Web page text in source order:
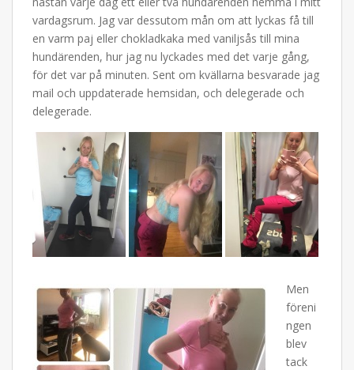
vardagsrum. Jag var dessutom mån om att lyckas få till
en varm paj eller chokladkaka med vaniljsås till mina
hundärenden, hur jag nu lyckades med det varje gång,
för det var på minuten. Sent om kvällarna besvarade jag
mail och uppdaterade hemsidan, och delegerade och
delegerade.
Men
föreni
ngen
blev
tack